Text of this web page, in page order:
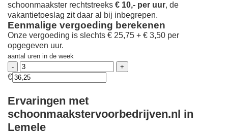
schoonmaakster rechtstreeks € 10,- per uur, de
vakantietoeslag zit daar al bij inbegrepen.
Eenmalige vergoeding berekenen
Onze vergoeding is slechts € 25,75 + € 3,50 per
opgegeven uur.
aantal uren in de week
€
Ervaringen met
schoonmaakstervoorbedrijven.nl in
Lemele